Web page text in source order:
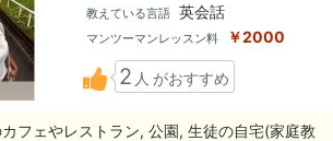
教えている言語 英会話
マンツーマンレッスン料 ￥2000
2 人 がおすすめ
フェやレストラン, 公園, 生徒の自宅(家庭教